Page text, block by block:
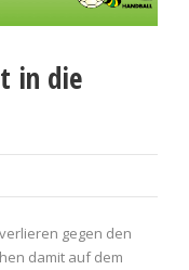
in die
gegen den
damit auf dem